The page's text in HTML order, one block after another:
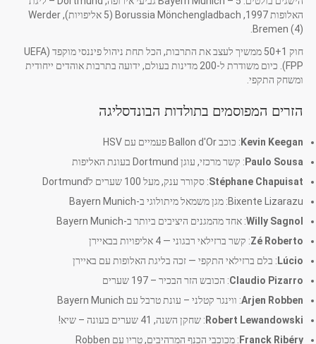
האלופות 1997, Borussia Mönchengladbach (5 אליפויות), Werder
Bremen (4).
חוק 50+1 ממשיך לעצב את התרבות, הכל תחת ניהול פיננסי מוקפד (UEFA
FPP). כיום משודרת ל-200 מדינות בעולם, ידועה בתרבות אוהדים ייחודית
ומשחק התקפי.
הזרים המפוסמים בתולדות הבונדסליגה
Kevin Keegan : כוכב Ballon d'Or פעמיים עם HSV
Paulo Sousa : קשר מרכזי, עוגן Dortmund בעונת האליפות
Stéphane Chapuisat: סקורר ענק, מעל 100 שערים לDortmund
Bixente Lizarazu: מגן משמאל מיתולוגי ב-Bayern Munich
Willy Sagnol: אחד מהמגנים היציבים ביותר ב-Bayern Munich
Zé Roberto: קשר ברזילאי רבגוני — 4 אליפויות בבאיירן
Lúcio : בלם ברזילאי התקפי — זכה בליגת האלופות עם באיירן
Claudio Pizarro: הכובש הזר הבכיר – 197 שערים
Arjen Robben: ווינגר קטלני – עונת טרבל עם Bayern Munich
Robert Lewandowski : שחקן השנה, 41 שערים בעונה – שיא!
Franck Ribéry : מכוכבי הכנף המרהיבים, טריו עם Robben